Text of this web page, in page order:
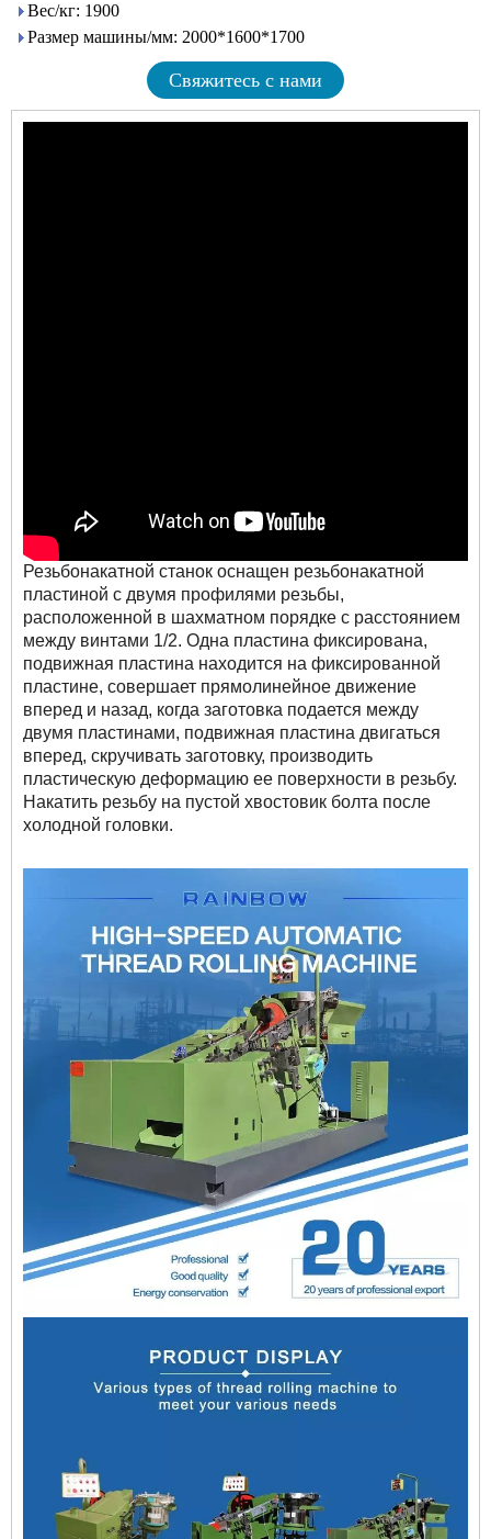
Вес/кг: 1900
Размер машины/мм: 2000*1600*1700
Свяжитесь с нами
Резьбонакатной станок оснащен резьбонакатной
пластиной с двумя профилями резьбы,
расположенной в шахматном порядке с расстоянием
между винтами 1/2. Одна пластина фиксирована,
подвижная пластина находится на фиксированной
пластине, совершает прямолинейное движение
вперед и назад, когда заготовка подается между
двумя пластинами, подвижная пластина двигаться
вперед, скручивать заготовку, производить
пластическую деформацию ее поверхности в резьбу.
Накатить резьбу на пустой хвостовик болта после
холодной головки.